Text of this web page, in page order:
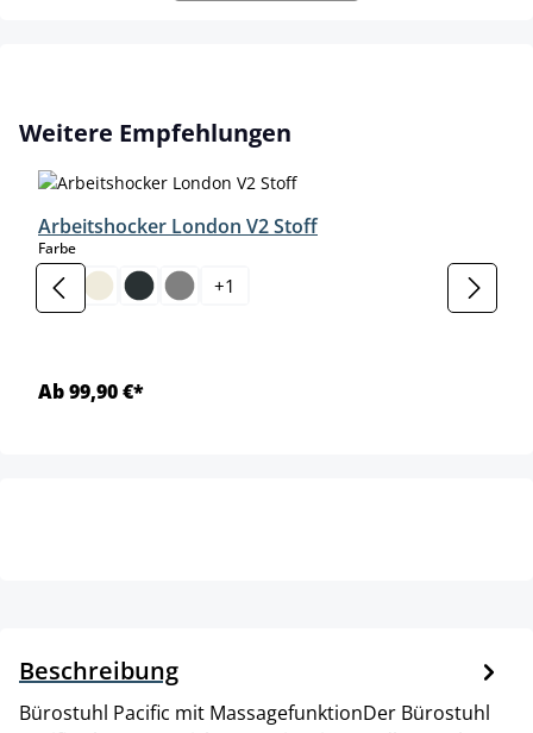
Produktgalerie überspringen
Weitere Empfehlungen
Arbeitshocker London V2 Stoff
Farbeauswählen
+1
Ab 99,90 €*
Beschreibung
Bürostuhl Pacific mit MassagefunktionDer Bürostuhl